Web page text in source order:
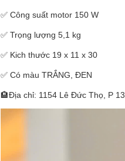
✅ Công suất motor 150 W
✅ Trọng lượng 5,1 kg
✅ Kich thước 19 x 11 x 30
✅ Có màu TRẮNG, ĐEN
🏨Địa chỉ: 1154 Lê Đức Thọ, P